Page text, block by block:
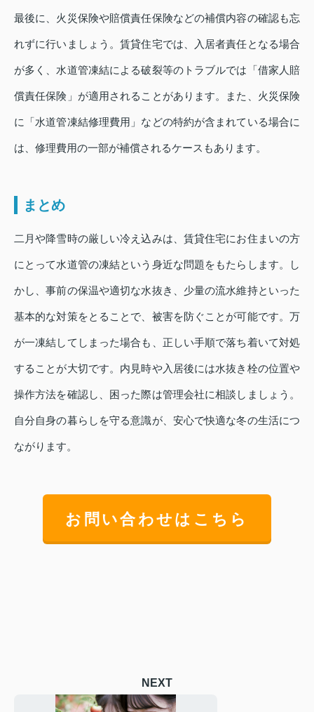
最後に、火災保険や賠償責任保険などの補償内容の確認も忘
れずに行いましょう。賃貸住宅では、入居者責任となる場合
が多く、水道管凍結による破裂等のトラブルでは「借家人賠
償責任保険」が適用されることがあります。また、火災保険
に「水道管凍結修理費用」などの特約が含まれている場合に
は、修理費用の一部が補償されるケースもあります。
まとめ
二月や降雪時の厳しい冷え込みは、賃貸住宅にお住まいの方
にとって水道管の凍結という身近な問題をもたらします。し
かし、事前の保温や適切な水抜き、少量の流水維持といった
基本的な対策をとることで、被害を防ぐことが可能です。万
が一凍結してしまった場合も、正しい手順で落ち着いて対処
することが大切です。内見時や入居後には水抜き栓の位置や
操作方法を確認し、困った際は管理会社に相談しましょう。
自分自身の暮らしを守る意識が、安心で快適な冬の生活につ
ながります。
お問い合わせはこちら
NEXT